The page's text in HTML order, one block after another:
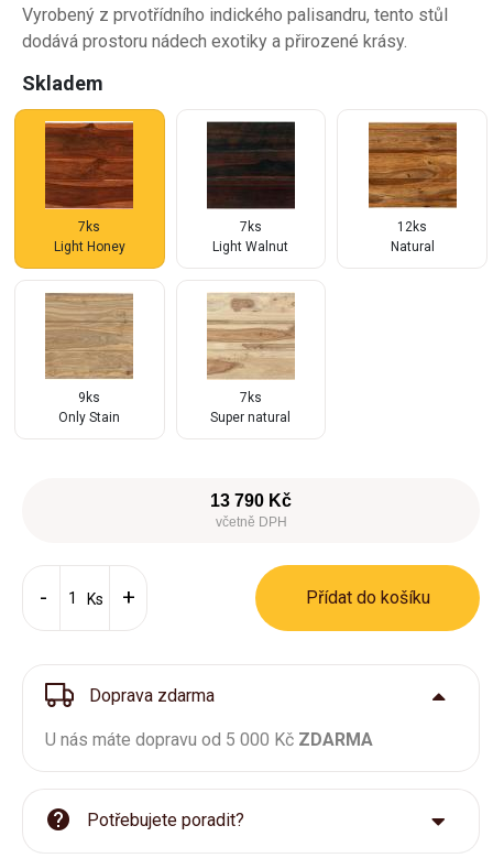
Vyrobený z prvotřídního indického palisandru, tento stůl
dodává prostoru nádech exotiky a přirozené krásy.
Skladem
7ks
Light Honey
7ks
Light Walnut
12ks
Natural
9ks
Only Stain
7ks
Super natural
13 790 Kč
včetně DPH
Ks Přídat do košíku
Doprava zdarma
U nás máte dopravu od 5 000 Kč ZDARMA
Potřebujete poradit?